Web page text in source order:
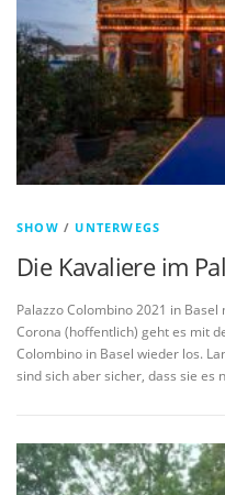
SHOW / UNTERWEGS
Die Kavaliere im
Palazzo Colombino 2021 in
Corona (hoffentlich) geht es mit
Colombino in Basel wieder los.
sind sich aber sicher, dass sie es